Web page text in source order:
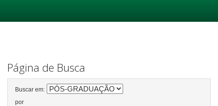
Página de Busca
Buscar em:
por